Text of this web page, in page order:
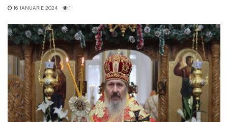
16 IANUARIE 2024 1